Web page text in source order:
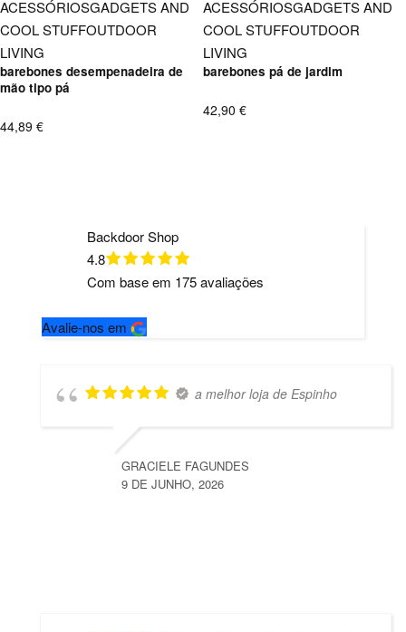
ACESSÓRIOSGADGETS AND
COOL STUFFOUTDOOR
LIVING
barebones desempenadeira de
mão tipo pá
44,89 €
ACESSÓRIOSGADGETS AND
COOL STUFFOUTDOOR
LIVING
barebones pá de jardim
42,90 €
Backdoor Shop
4.8
Com base em 175avaliações
Avalie-nos em
a melhor loja de Espinho
GRACIELE FAGUNDES
9 DE JUNHO, 2026